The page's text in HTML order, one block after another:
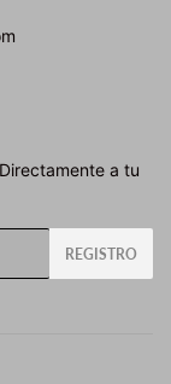
a tu
REGISTRO